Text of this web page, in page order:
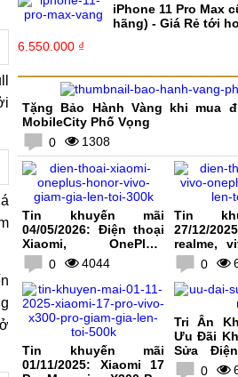
iPhone 11 Pro Max
hãng) - Giá Rẻ tới
6.550.000 ₫
Tặng Bảo Hành Vàng khi mua
MobileCity Phố Vọng
0
1308
Tin khuyến mãi
04/05/2026: Điện thoại
Xiaomi, OnePlus,
HONOR, vivo giảm giá
lên tới 300K
0 4044
Tin
27/12/
realme,
giảm giá
0
Tin khuyến mãi
01/11/2025: Xiaomi 17
Tri Ân
Ưu Đãi
Sửa
MobileCity
0